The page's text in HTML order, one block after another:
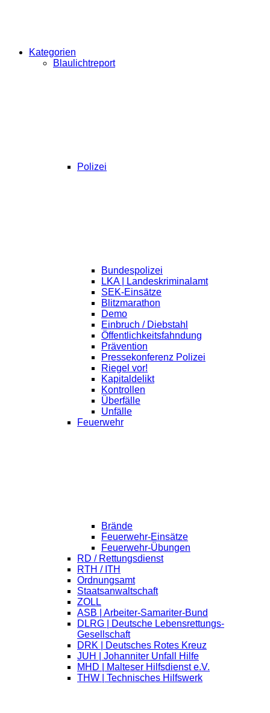
Kategorien
Blaulichtreport
Polizei
Bundespolizei
LKA | Landeskriminalamt
SEK-Einsätze
Blitzmarathon
Demo
Einbruch / Diebstahl
Öffentlichkeitsfahndung
Prävention
Pressekonferenz Polizei
Riegel vor!
Kapitaldelikt
Kontrollen
Überfälle
Unfälle
Feuerwehr
Brände
Feuerwehr-Einsätze
Feuerwehr-Übungen
RD / Rettungsdienst
RTH / ITH
Ordnungsamt
Staatsanwaltschaft
ZOLL
ASB | Arbeiter-Samariter-Bund
DLRG | Deutsche Lebensrettungs-
Gesellschaft
DRK | Deutsches Rotes Kreuz
JUH | Johanniter Unfall Hilfe
MHD | Malteser Hilfsdienst e.V.
THW | Technisches Hilfswerk